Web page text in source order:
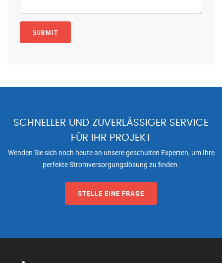
SCHNELLER UND ZUVERLÄSSIGER SERVICE
FÜR IHR PROJEKT
Wenden Sie sich noch heute an unsere geschulten Experten, um Ihre
perfekte Stromversorgungslösung zu finden.
STELLE EINE FRAGE